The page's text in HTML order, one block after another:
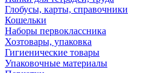
Глобусы, карты, справочники
Кошельки
Наборы первоклассника
Хозтовары, упаковка
Гигиенические товары
Упаковочные материалы